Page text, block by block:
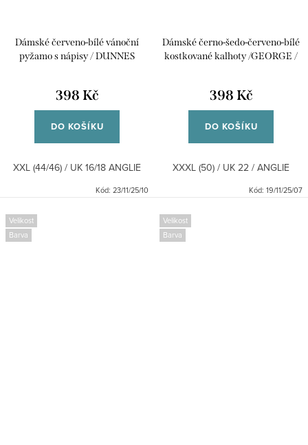
Dámské červeno-bílé vánoční
pyžamo s nápisy / DUNNES
398 Kč
DO KOŠÍKU
XXL (44/46) / UK 16/18 ANGLIE
Kód: 23/11/25/10
Dámské černo-šedo-červeno-bílé
kostkované kalhoty /GEORGE /
398 Kč
DO KOŠÍKU
XXXL (50) / UK 22 / ANGLIE
Kód: 19/11/25/07
Velikost
Barva
Velikost
Barva